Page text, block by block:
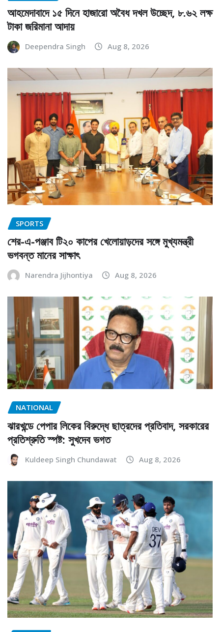
আহমেদাবাদে ১৫ দিনে হাজারো অবৈধ দখল উচ্ছেদ, ৮.৬২ লক্ষ
টাকা জরিমানা আদায়
Deependra Singh Aug 8, 2026
SPORTS
শের-এ-পঞ্জাব টি২০ কাপের খেলোয়াড়দের সঙ্গে মুখ্যমন্ত্রী
ভগবন্ত মানের সাক্ষাৎ
Narendra Jijhontiya Aug 8, 2026
NATIONAL
ঝারখন্ডে পেপার লিকের বিরুদ্ধে ছাত্রদের প্রতিবাদ, সরকারের
প্রতিশ্রুতি স্পষ্ট: সুখদেব ভগত
Kuldeep Singh Chundawat Aug 8, 2026